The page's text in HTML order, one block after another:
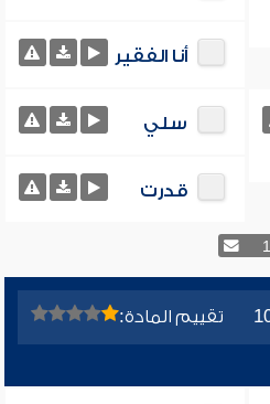
أنا الفقير
سلي
قدرت
تقييم المادة: